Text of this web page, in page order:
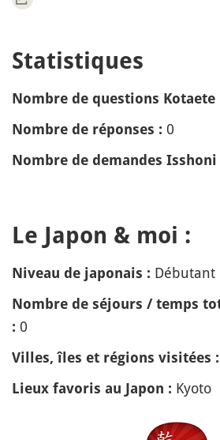
Statistiques
Nombre de questions Kotaete
Nombre de réponses : 0
Nombre de demandes Isshoni
Le Japon & moi :
Niveau de japonais : Débutant
Nombre de séjours / temps
: 0
Villes, îles et régions visitées :
Lieux favoris au Japon : Kyoto